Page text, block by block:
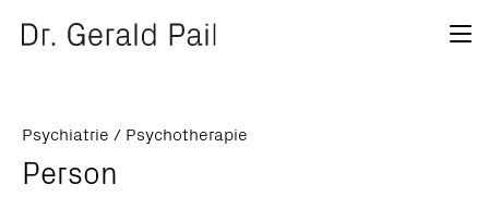
Psychiatrie / Psychotherapie
Person